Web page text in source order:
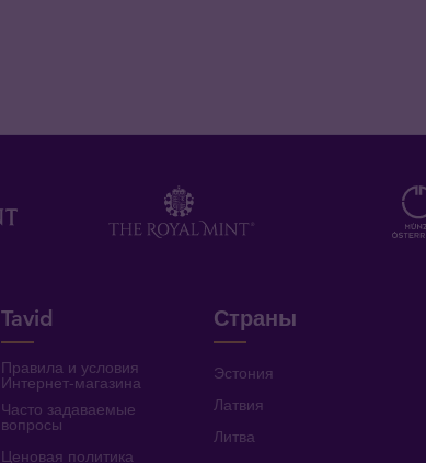
Tavid
Правила и условия
Интернет-магазина
Часто задаваемые
вопросы
Ценовая политика
Страны
Эстония
Латвия
Литва